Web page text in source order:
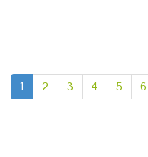
1 2 3 4 5 6